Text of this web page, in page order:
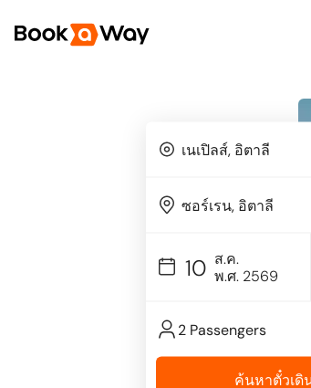
10 ส.ค.
พ.ศ. 2569
2 Passengers
ค้นหาตั๋วเดิ